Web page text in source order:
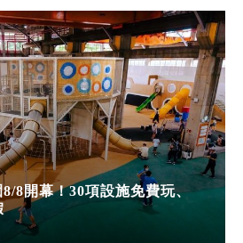
8開幕！30項設施免費玩、